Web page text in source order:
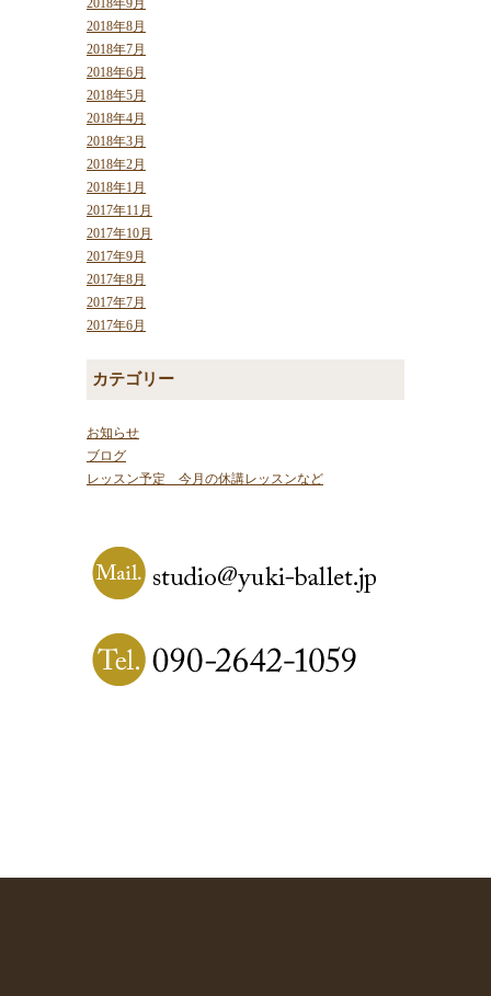
2018年9月
2018年8月
2018年7月
2018年6月
2018年5月
2018年4月
2018年3月
2018年2月
2018年1月
2017年11月
2017年10月
2017年9月
2017年8月
2017年7月
2017年6月
カテゴリー
お知らせ
ブログ
レッスン予定 今月の休講レッスンなど